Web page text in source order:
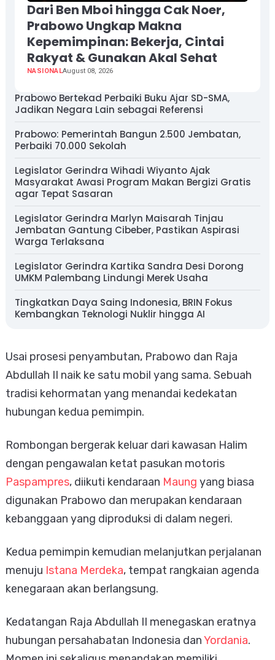
Dari Ben Mboi hingga Cak Noer,
Prabowo Ungkap Makna
Kepemimpinan: Bekerja, Cintai
Rakyat & Gunakan Akal Sehat
NASIONALAugust 08, 2026
Prabowo Bertekad Perbaiki Buku Ajar SD-SMA,
Jadikan Negara Lain sebagai Referensi
Prabowo: Pemerintah Bangun 2.500 Jembatan,
Perbaiki 70.000 Sekolah
Legislator Gerindra Wihadi Wiyanto Ajak
Masyarakat Awasi Program Makan Bergizi Gratis
agar Tepat Sasaran
Legislator Gerindra Marlyn Maisarah Tinjau
Jembatan Gantung Cibeber, Pastikan Aspirasi
Warga Terlaksana
Legislator Gerindra Kartika Sandra Desi Dorong
UMKM Palembang Lindungi Merek Usaha
Tingkatkan Daya Saing Indonesia, BRIN Fokus
Kembangkan Teknologi Nuklir hingga AI
Usai prosesi penyambutan, Prabowo dan Raja
Abdullah II naik ke satu mobil yang sama. Sebuah
tradisi kehormatan yang menandai kedekatan
hubungan kedua pemimpin.
Rombongan bergerak keluar dari kawasan Halim
dengan pengawalan ketat pasukan motoris
Paspampres, diikuti kendaraan Maung yang biasa
digunakan Prabowo dan merupakan kendaraan
kebanggaan yang diproduksi di dalam negeri.
Kedua pemimpin kemudian melanjutkan perjalanan
menuju Istana Merdeka, tempat rangkaian agenda
kenegaraan akan berlangsung.
Kedatangan Raja Abdullah II menegaskan eratnya
hubungan persahabatan Indonesia danYordania.